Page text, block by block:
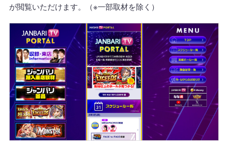
が閲覧いただけます。（※一部取材を除く）